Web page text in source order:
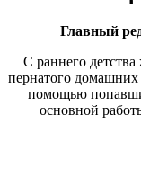
Главный
С раннего
пернатого
помощью
основной